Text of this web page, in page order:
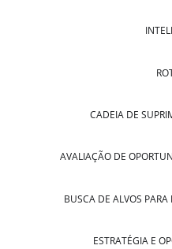
CADEIA DE
AVALIAÇÃO DE
BUSCA DE ALVOS
ESTRATÉGIA E